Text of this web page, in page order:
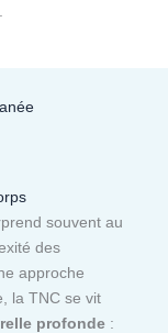
souvent au
des
approche
la TNC se vit
profonde :